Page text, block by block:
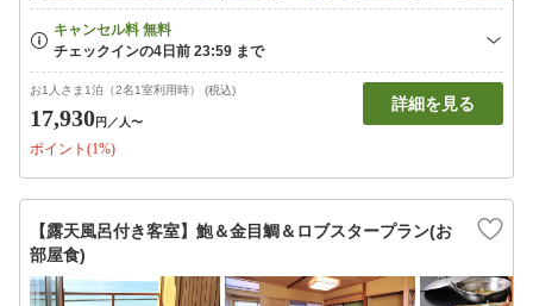
お1人さま1泊（2名1室利用時） (税込)
17,930円 ／人〜
ポイント(1%)
詳細を見る
【露天風呂付き客室】鮑＆金目鯛＆ロブスタープラン(お
部屋食)